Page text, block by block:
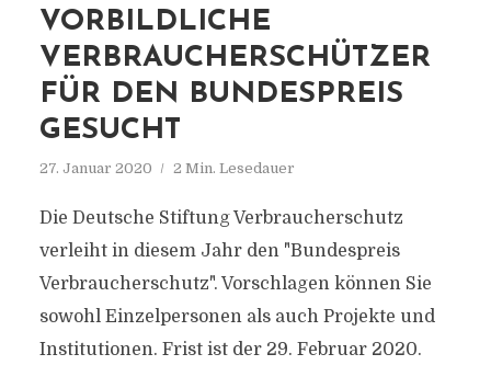
VORBILDLICHE
VERBRAUCHERSCHÜTZER
FÜR DEN BUNDESPREIS
GESUCHT
27. Januar 2020 2 Min. Lesedauer
Die Deutsche Stiftung Verbraucherschutz
verleiht in diesem Jahr den "Bundespreis
Verbraucherschutz". Vorschlagen können Sie
sowohl Einzelpersonen als auch Projekte und
Institutionen. Frist ist der 29. Februar 2020.